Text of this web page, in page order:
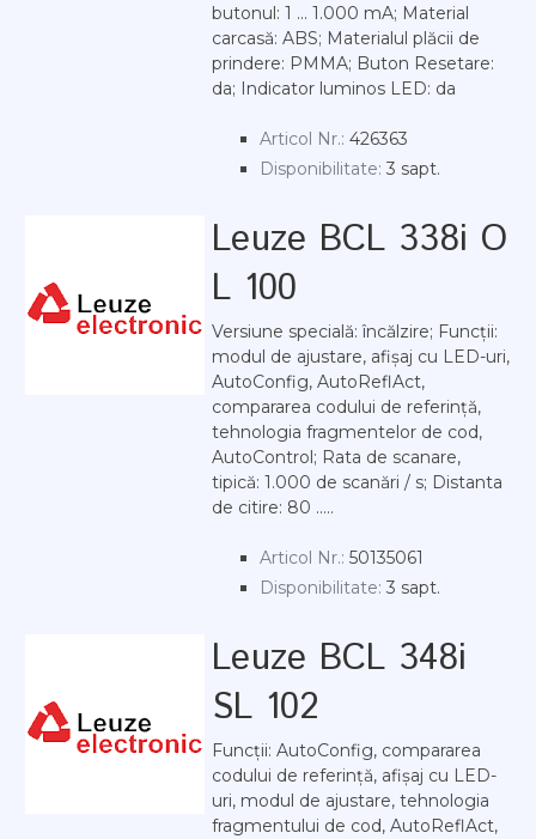
butonul: 1 ... 1.000 mA; Material
carcasă: ABS; Materialul plăcii de
prindere: PMMA; Buton Resetare:
da; Indicator luminos LED: da
Articol Nr.: 426363
Disponibilitate: 3 sapt.
Leuze BCL 338i O
L 100
Versiune specială: încălzire; Funcții:
modul de ajustare, afișaj cu LED-uri,
AutoConfig, AutoReflAct,
compararea codului de referință,
tehnologia fragmentelor de cod,
AutoControl; Rata de scanare,
tipică: 1.000 de scanări / s; Distanta
de citire: 80 .....
Articol Nr.: 50135061
Disponibilitate: 3 sapt.
Leuze BCL 348i
SL 102
Funcții: AutoConfig, compararea
codului de referință, afișaj cu LED-
uri, modul de ajustare, tehnologia
fragmentului de cod, AutoReflAct,